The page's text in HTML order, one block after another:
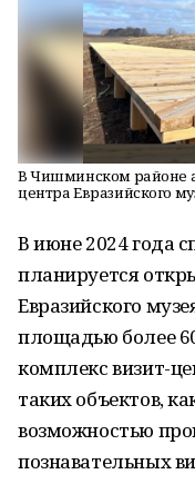
В Чишминском районе
центра Евразийского
В июне 2024 года
планируется
Евразийского
площадью более
комплекс визит-
таких объектов,
возможностью
познавательных